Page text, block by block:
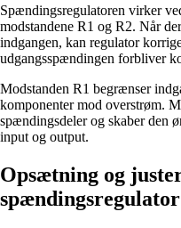
Spændingsregulatoren virker
modstandene R1 og R2. Når
indgangen, kan regulator
udgangsspændingen forbliver
Modstanden R1 begrænser
komponenter mod overstrøm.
spændingsdeler og skaber den
input og output.
Opsætning og
spændingsregulator